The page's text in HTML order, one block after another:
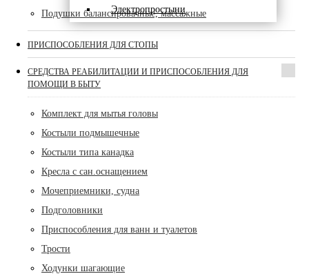
Электропростыни
Подушки балансировачные, массажные
ПРИСПОСОБЛЕНИЯ ДЛЯ СТОПЫ
СРЕДСТВА РЕАБИЛИТАЦИИ И ПРИСПОСОБЛЕНИЯ ДЛЯ
ПОМОЩИ В БЫТУ
Комплект для мытья головы
Костыли подмышечные
Костыли типа канадка
Кресла с сан.оснащением
Мочеприемники, судна
Подголовники
Приспособления для ванн и туалетов
Трости
Ходунки шагающие